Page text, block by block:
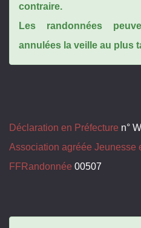
contraire.
Les randonnées
annulées la veille au plus
Déclaration en Préfecture n°
Association agréée Jeunesse
FFRandonnée 00507